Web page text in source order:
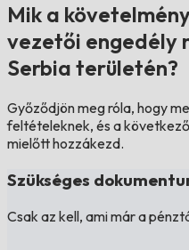
Mik a
vezetői engedély
Serbia területén?
Győződjön meg róla, hogy
feltételeknek, és a
mielőtt hozzákezd.
Szükséges
Csak az kell, ami már a